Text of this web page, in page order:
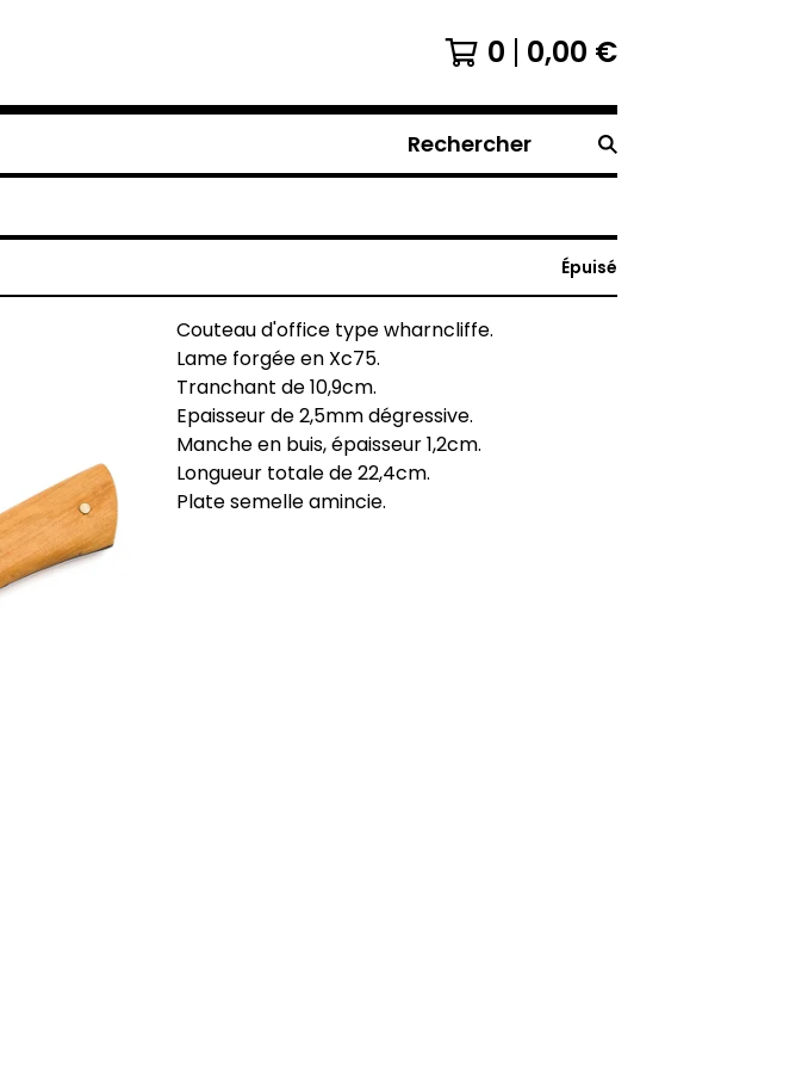
0 0,00 €
Rechercher
Épuisé
Couteau d'office type wharncliffe.
Lame forgée en Xc75.
Tranchant de 10,9cm.
Epaisseur de 2,5mm dégressive.
Manche en buis, épaisseur 1,2cm.
Longueur totale de 22,4cm.
Plate semelle amincie.